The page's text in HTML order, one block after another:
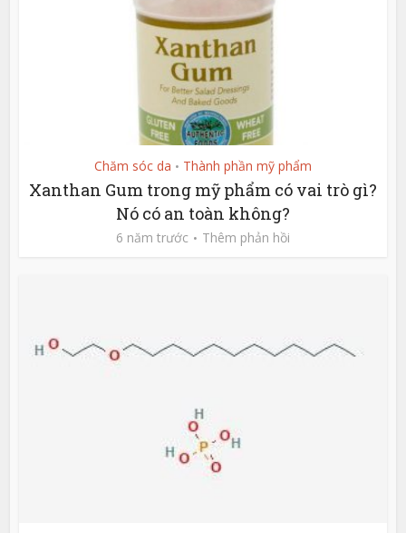
Chăm sóc da • Thành phần mỹ phẩm
Xanthan Gum trong mỹ phẩm có vai trò gì?
Nó có an toàn không?
6 năm trước Thêm phản hồi